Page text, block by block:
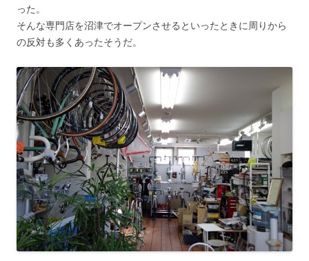
った。
そんな専門店を沼津でオープンさせるといったときに周りから
の反対も多くあったそうだ。